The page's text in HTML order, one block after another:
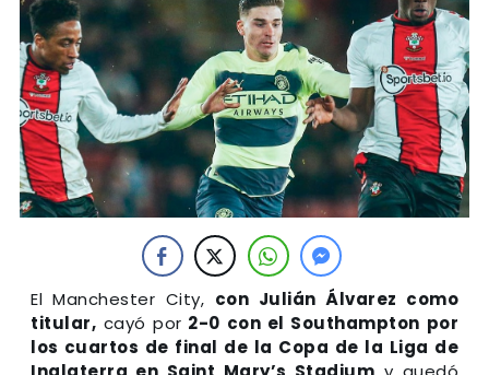
El Manchester City, con Julián Álvarez como
titular, cayó por 2-0 con el Southampton por
los cuartos de final de la Copa de la Liga de